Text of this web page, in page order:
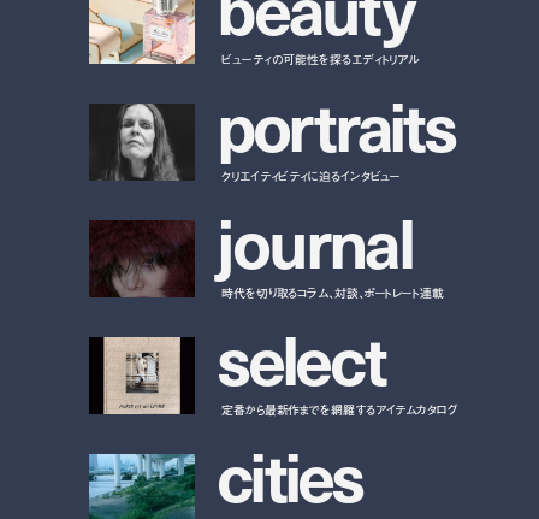
ビューティの可能性を探るエディトリアル
portraits
クリエイティビティに迫るインタビュー
journal
時代を切り取るコラム、対談、ポートレート連載
select
定番から最新作までを網羅するアイテムカタログ
cities